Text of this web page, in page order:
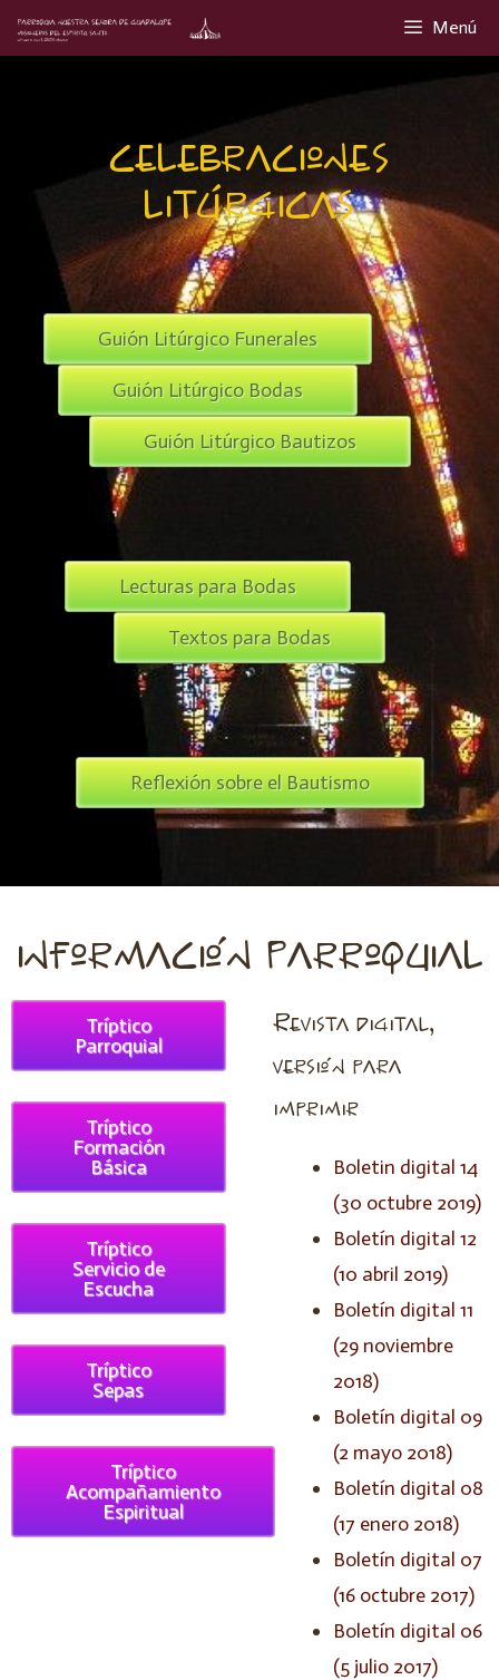
Menú
celebraciones
litúrgicas
Guión Litúrgico Funerales
Guión Litúrgico Bodas
Guión Litúrgico Bautizos
Lecturas para Bodas
Textos para Bodas
Reflexión sobre el Bautismo
información parroquial
Tríptico
Parroquial
Tríptico
Formación
Básica
Tríptico
Servicio de
Escucha
Tríptico
Sepas
Tríptico
Acompañamiento
Espiritual
Revista digital,
versión para
imprimir
Boletin digital 14
(30 octubre 2019)
Boletín digital 12
(10 abril 2019)
Boletín digital 11
(29 noviembre
2018)
Boletín digital 09
(2 mayo 2018)
Boletín digital 08
(17 enero 2018)
Boletín digital 07
(16 octubre 2017)
Boletín digital 06
(5 julio 2017)